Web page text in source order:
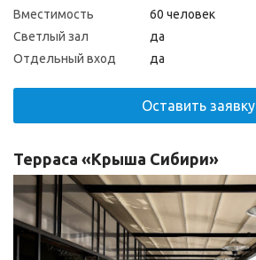
Вместимость
60 человек
Светлый зал
да
Отдельный вход
да
Оставить заявку
Терраса «Крыша Сибири»